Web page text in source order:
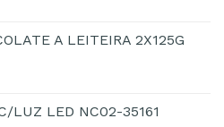
A LEITEIRA 2X125G
LUZ LED NC02-35161